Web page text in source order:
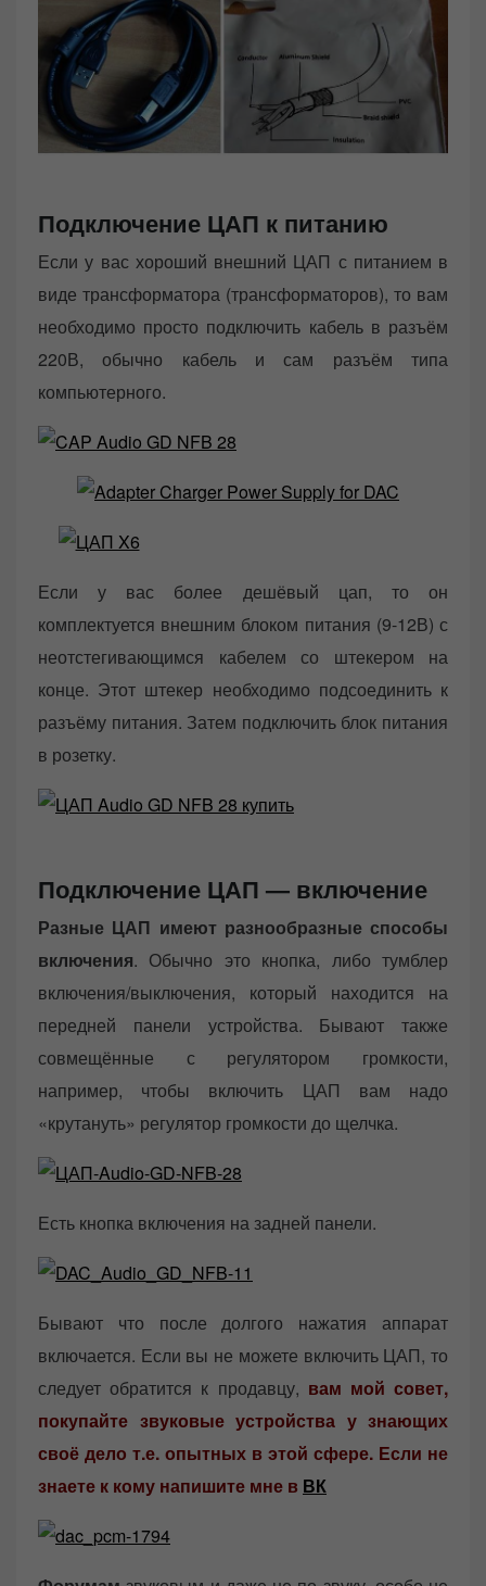
Подключение ЦАП к питанию
Если у вас хороший внешний ЦАП с питанием в
виде трансформатора (трансформаторов), то вам
необходимо просто подключить кабель в разъём
220В, обычно кабель и сам разъём типа
компьютерного.
Если у вас более дешёвый цап, то он
комплектуется внешним блоком питания (9-12В) с
неотстегивающимся кабелем со штекером на
конце. Этот штекер необходимо подсоединить к
разъёму питания. Затем подключить блок питания
в розетку.
Подключение ЦАП — включение
Разные ЦАП имеют разнообразные способы
включения. Обычно это кнопка, либо тумблер
включения/выключения, который находится на
передней панели устройства. Бывают также
совмещённые с регулятором громкости,
например, чтобы включить ЦАП вам надо
«крутануть» регулятор громкости до щелчка.
Есть кнопка включения на задней панели.
Бывают что после долгого нажатия аппарат
включается. Если вы не можете включить ЦАП, то
следует обратится к продавцу, вам мой совет,
покупайте звуковые устройства у знающих
своё дело т.е. опытных в этой сфере. Если не
знаете к кому напишите мне в ВК